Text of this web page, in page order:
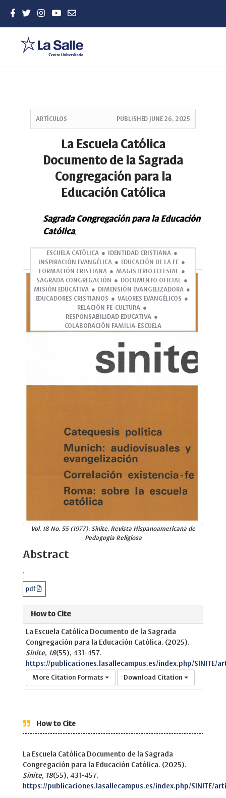
ARTÍCULOS PUBLISHED JUNE 26, 2025
La Escuela Católica
Documento de la Sagrada
Congregación para la
Educación Católica
Sagrada Congregación para la Educación
Católica,
ESCUELA CATÓLICA
IDENTIDAD CRISTIANA
INSPIRACIÓN EVANGÉLICA
EDUCACIÓN DE LA FE
FORMACIÓN CRISTIANA
MAGISTERIO ECLESIAL
SAGRADA CONGREGACIÓN
DOCUMENTO OFICIAL
MISIÓN EDUCATIVA
DIMENSIÓN EVANGELIZADORA
EDUCADORES CRISTIANOS
VALORES EVANGÉLICOS
RELACIÓN FE-CULTURA
RESPONSABILIDAD EDUCATIVA
COLABORACIÓN FAMILIA-ESCUELA
Vol. 18 No. 55 (1977): Sinite. Revista Hispanoamericana de
Pedagogía Religiosa
Abstract
.
pdf
How to Cite
La Escuela Católica Documento de la Sagrada
Congregación para la Educación Católica. (2025).
Sinite, 18(55), 431-457.
https://publicaciones.lasallecampus.es/index.php/SINITE/
More Citation Formats Download Citation
How to Cite
La Escuela Católica Documento de la Sagrada
Congregación para la Educación Católica. (2025).
Sinite, 18(55), 431-457.
https://publicaciones.lasallecampus.es/index.php/SINITE/